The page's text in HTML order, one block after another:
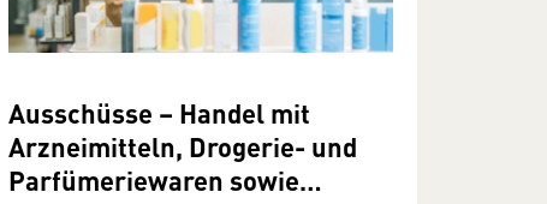
Ausschüsse – Handel mit
Arzneimitteln, Drogerie- und
Parfümeriewaren sowie